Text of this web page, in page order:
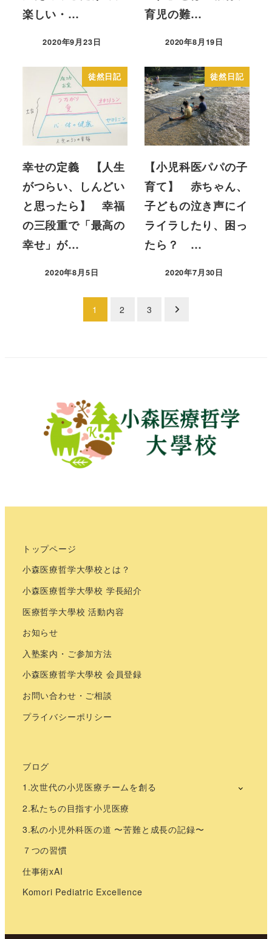
楽しい・…
投稿日
2020年9月23日
育児の難…
投稿日
2020年8月19日
徒然日記
幸せの定義 【人生
がつらい、しんどい
と思ったら】 幸福
の三段重で「最高の
幸せ」が…
投稿日
2020年8月5日
徒然日記
【小児科医パパの子
育て】 赤ちゃん、
子どもの泣き声にイ
ライラしたり、困っ
たら？ …
投稿日
2020年7月30日
1 2 3
トップページ
小森医療哲学大學校とは？
小森医療哲学大學校 学長紹介
医療哲学大學校 活動内容
お知らせ
入塾案内・ご参加方法
小森医療哲学大學校 会員登録
お問い合わせ・ご相談
プライバシーポリシー
ブログ
1.次世代の小児医療チームを創る
2.私たちの目指す小児医療
3.私の小児外科医の道 〜苦難と成長の記録〜
７つの習慣
仕事術xAI
Komori Pediatric Excellence